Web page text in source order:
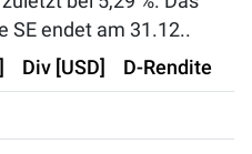
SE endet am 31.12..
Div [USD] D-Rendite